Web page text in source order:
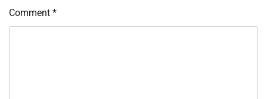
Comment *